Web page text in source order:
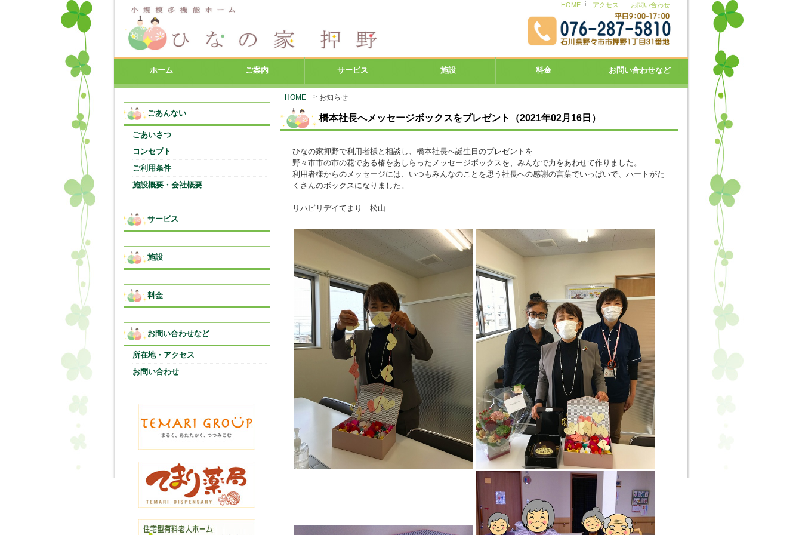
HOME アクセス お問い合わせ
ホーム ご案内 サービス 施設 料金 お問い合わせなど
HOME お知らせ
橋本社長へメッセージボックスをプレゼント（2021年02月16日）
ひなの家押野で利用者様と相談し、橋本社長へ誕生日のプレゼントを
野々市市の市の花である椿をあしらったメッセージボックスを、みんなで力をあわせて作りました。
利用者様からのメッセージには、いつもみんなのことを思う社長への感謝の言葉でいっぱいで、ハートがた
くさんのボックスになりました。
リハビリデイてまり 松山
ごあんない
ごあいさつ
コンセプト
ご利用条件
施設概要・会社概要
サービス
施設
料金
お問い合わせなど
所在地・アクセス
お問い合わせ